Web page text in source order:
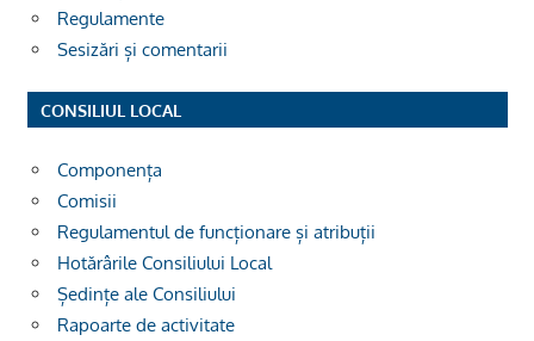
Regulamente
Sesizări și comentarii
CONSILIUL LOCAL
Componența
Comisii
Regulamentul de funcționare și atribuții
Hotărârile Consiliului Local
Ședințe ale Consiliului
Rapoarte de activitate